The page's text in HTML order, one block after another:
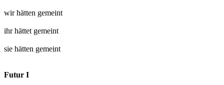
wir hätten gemeint
ihr hättet gemeint
sie hätten gemeint
Futur I